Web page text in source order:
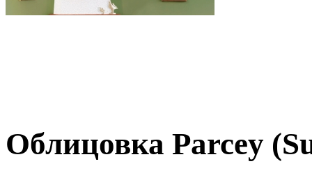
Облицовка Parcey